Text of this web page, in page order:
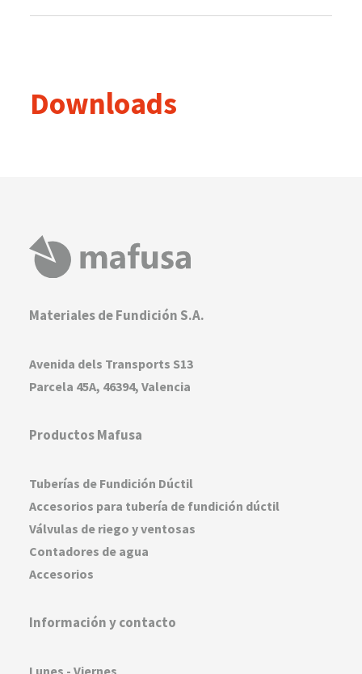
Downloads
Materiales de Fundición S.A.
Avenida dels Transports S13
Parcela 45A, 46394, Valencia
Productos Mafusa
Tuberías de Fundición Dúctil
Accesorios para tubería de fundición dúctil
Válvulas de riego y ventosas
Contadores de agua
Accesorios
Información y contacto
Lunes - Viernes